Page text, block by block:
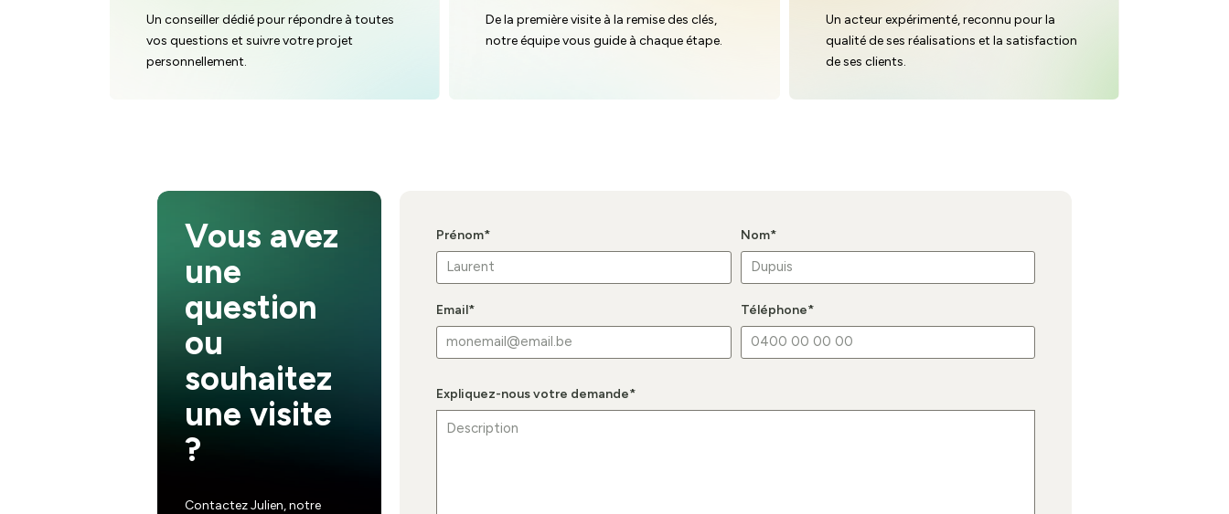
Un conseiller dédié pour répondre à toutes
vos questions et suivre votre projet
personnellement.
De la première visite à la remise des clés,
notre équipe vous guide à chaque étape.
Un acteur expérimenté, reconnu pour la
qualité de ses réalisations et la satisfaction
de ses clients.
Vous avez
une
question
ou
souhaitez
une visite
?
Contactez Julien, notre
Prénom* Nom*
Email* Téléphone*
Expliquez-nous votre demande*